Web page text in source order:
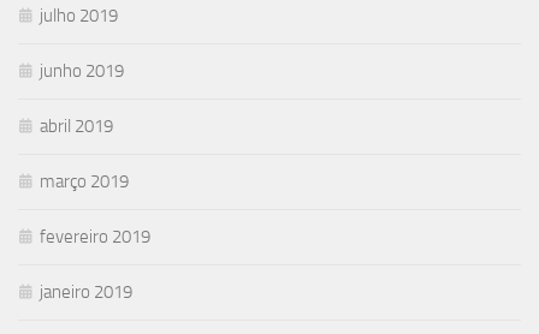
julho 2019
junho 2019
abril 2019
março 2019
fevereiro 2019
janeiro 2019